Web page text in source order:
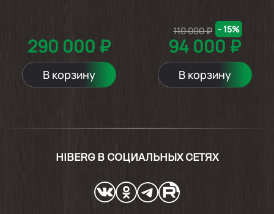
290 000 ₽
В корзину
94 000 ₽
110 000 ₽ - 15%
В корзину
HIBERG В СОЦИАЛЬНЫХ СЕТЯХ